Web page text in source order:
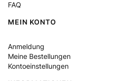
FAQ
MEIN KONTO
Anmeldung
Meine Bestellungen
Kontoeinstellungen